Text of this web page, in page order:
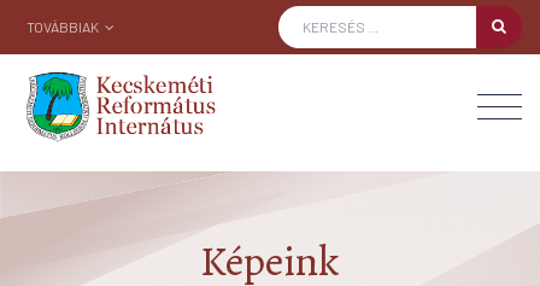
TOVÁBBIAK
Képeink